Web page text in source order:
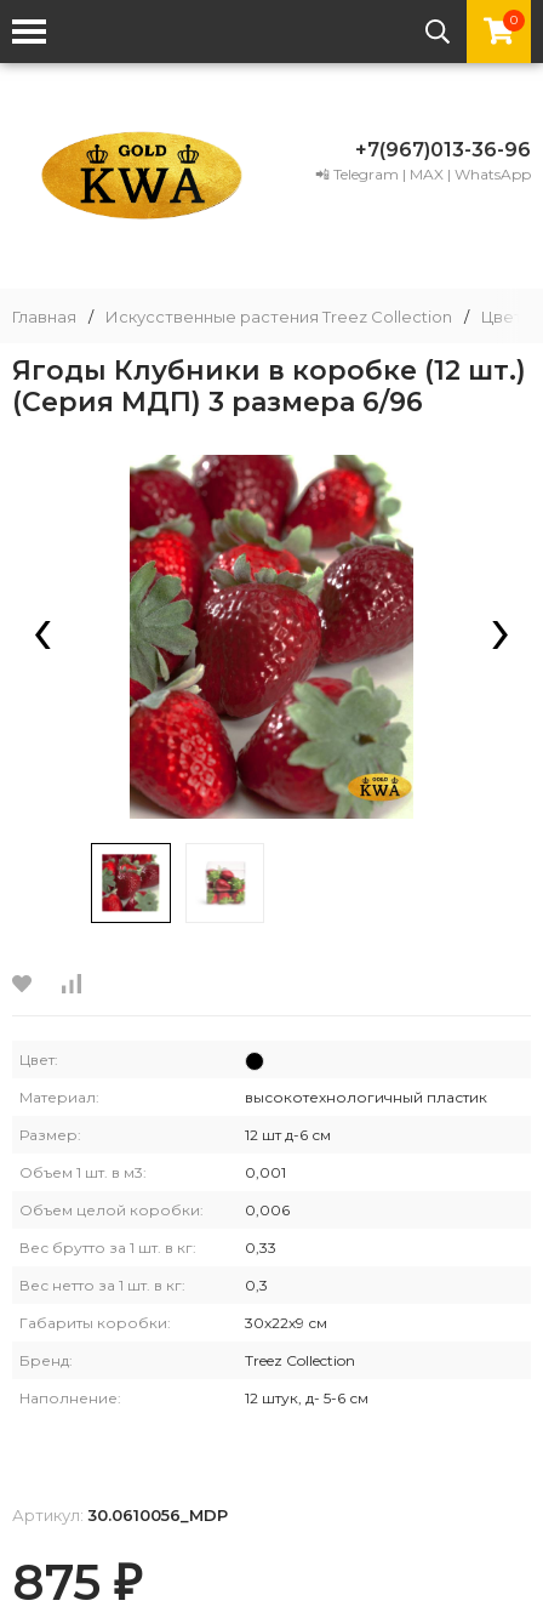
0
+7(967)013-36-96
📲 Telegram | MAX | WhatsApp
Главная / Искусственные растения Treez Collection / Цветы
Ягоды Клубники в коробке (12 шт.)
(Серия МДП) 3 размера 6/96
‹ ›
Цвет:
Материал: высокотехнологичный пластик
Размер: 12 шт д-6 см
Объем 1 шт. в м3: 0,001
Объем целой коробки: 0,006
Вес брутто за 1 шт. в кг: 0,33
Вес нетто за 1 шт. в кг: 0,3
Габариты коробки: 30х22х9 см
Бренд: Treez Collection
Наполнение: 12 штук, д- 5-6 см
Артикул: 30.0610056_MDP
875 ₽